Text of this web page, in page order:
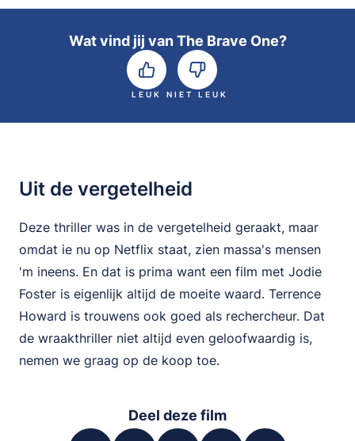
Wat vind jij van The Brave One?
LEUK NIET LEUK
Uit de vergetelheid
Deze thriller was in de vergetelheid geraakt, maar
omdat ie nu op Netflix staat, zien massa's mensen
'm ineens. En dat is prima want een film met Jodie
Foster is eigenlijk altijd de moeite waard. Terrence
Howard is trouwens ook goed als rechercheur. Dat
de wraakthriller niet altijd even geloofwaardig is,
nemen we graag op de koop toe.
Deel deze film